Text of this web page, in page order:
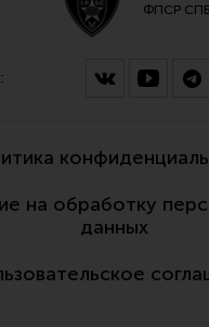
ФПСР СПБ
на обработку
данных